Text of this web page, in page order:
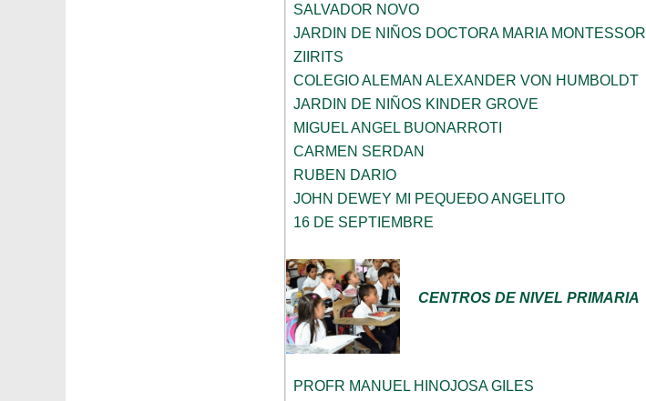
SALVADOR NOVO
JARDIN DE NIÑOS DOCTORA MARIA MONTESSORI
ZIIRITS
COLEGIO ALEMAN ALEXANDER VON HUMBOLDT
JARDIN DE NIÑOS KINDER GROVE
MIGUEL ANGEL BUONARROTI
CARMEN SERDAN
RUBEN DARIO
JOHN DEWEY MI PEQUEÐO ANGELITO
16 DE SEPTIEMBRE
CENTROS DE NIVEL PRIMARIA
PROFR MANUEL HINOJOSA GILES